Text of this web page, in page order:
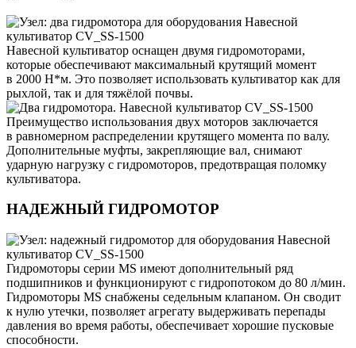
Навесной культиватор оснащен двумя гидромоторами,
которые обеспечивают максимальный крутящий момент
в 2000 Н*м. Это позволяет использовать культиватор как для
рыхлой, так и для тяжёлой почвы.
Преимущество использования двух моторов заключается
в равномерном распределении крутящего момента по валу.
Дополнительные муфты, закрепляющие вал, снимают
ударную нагрузку с гидромоторов, предотвращая поломку
культиватора.
НАДЕЖНЫЙ ГИДРОМОТОР
Гидромоторы серии MS имеют дополнительный ряд
подшипников и функционируют с гидропотоком до 80 л/мин.
Гидромоторы MS снабжены седельным клапаном. Он сводит
к нулю утечки, позволяет агрегату выдерживать перепады
давления во время работы, обеспечивает хорошие пусковые
способности.